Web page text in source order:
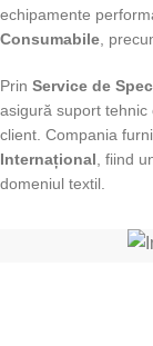
echipamente
Consumabile ,
Prin Service de
asigură suport
client. Compania
Internațional , fiind
domeniul textil.